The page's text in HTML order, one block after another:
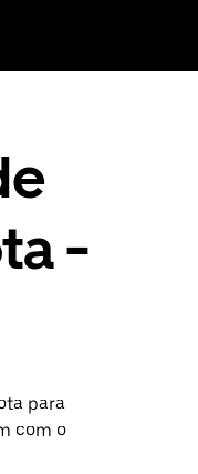
-
para
com o